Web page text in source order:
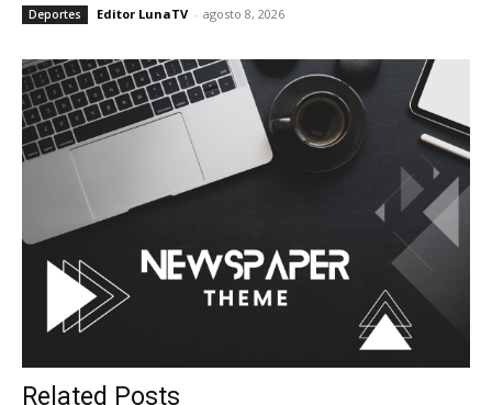
Deportes Editor LunaTV - agosto 8, 2026
Related Posts